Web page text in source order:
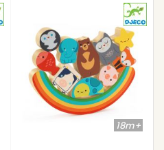
18m+